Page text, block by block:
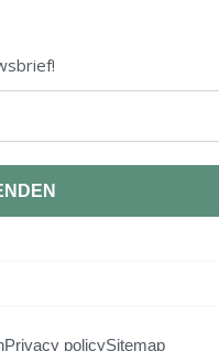
Privacy policySitemap